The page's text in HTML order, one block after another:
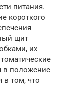
питания.
короткого
щит
их
в положение
в том, что